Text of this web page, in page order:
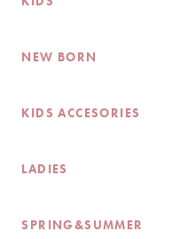
NEW BORN
KIDS ACCESORIES
LADIES
SPRING&SUMMER